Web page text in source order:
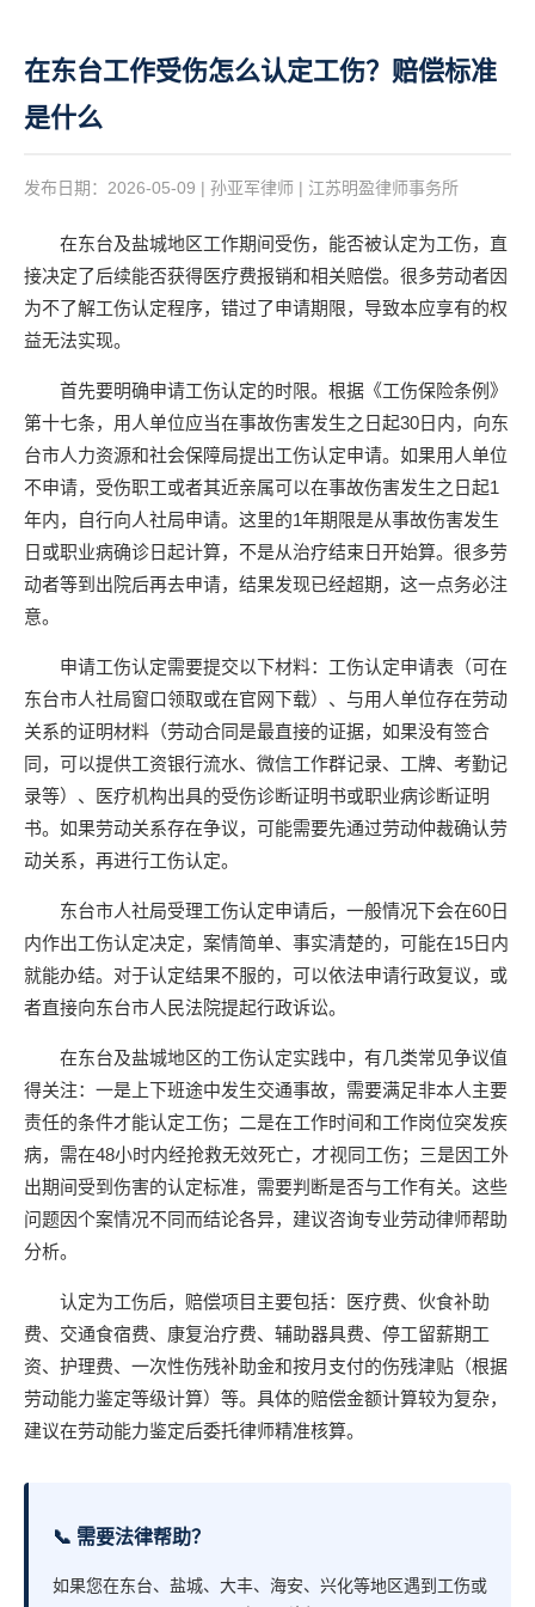
在东台工作受伤怎么认定工伤？赔偿标准
是什么
发布日期：2026-05-09 | 孙亚军律师 | 江苏明盈律师事务所
在东台及盐城地区工作期间受伤，能否被认定为工伤，直
接决定了后续能否获得医疗费报销和相关赔偿。很多劳动者因
为不了解工伤认定程序，错过了申请期限，导致本应享有的权
益无法实现。
首先要明确申请工伤认定的时限。根据《工伤保险条例》
第十七条，用人单位应当在事故伤害发生之日起30日内，向东
台市人力资源和社会保障局提出工伤认定申请。如果用人单位
不申请，受伤职工或者其近亲属可以在事故伤害发生之日起1
年内，自行向人社局申请。这里的1年期限是从事故伤害发生
日或职业病确诊日起计算，不是从治疗结束日开始算。很多劳
动者等到出院后再去申请，结果发现已经超期，这一点务必注
意。
申请工伤认定需要提交以下材料：工伤认定申请表（可在
东台市人社局窗口领取或在官网下载）、与用人单位存在劳动
关系的证明材料（劳动合同是最直接的证据，如果没有签合
同，可以提供工资银行流水、微信工作群记录、工牌、考勤记
录等）、医疗机构出具的受伤诊断证明书或职业病诊断证明
书。如果劳动关系存在争议，可能需要先通过劳动仲裁确认劳
动关系，再进行工伤认定。
东台市人社局受理工伤认定申请后，一般情况下会在60日
内作出工伤认定决定，案情简单、事实清楚的，可能在15日内
就能办结。对于认定结果不服的，可以依法申请行政复议，或
者直接向东台市人民法院提起行政诉讼。
在东台及盐城地区的工伤认定实践中，有几类常见争议值
得关注：一是上下班途中发生交通事故，需要满足非本人主要
责任的条件才能认定工伤；二是在工作时间和工作岗位突发疾
病，需在48小时内经抢救无效死亡，才视同工伤；三是因工外
出期间受到伤害的认定标准，需要判断是否与工作有关。这些
问题因个案情况不同而结论各异，建议咨询专业劳动律师帮助
分析。
认定为工伤后，赔偿项目主要包括：医疗费、伙食补助
费、交通食宿费、康复治疗费、辅助器具费、停工留薪期工
资、护理费、一次性伤残补助金和按月支付的伤残津贴（根据
劳动能力鉴定等级计算）等。具体的赔偿金额计算较为复杂，
建议在劳动能力鉴定后委托律师精准核算。
📞 需要法律帮助？
如果您在东台、盐城、大丰、海安、兴化等地区遇到工伤或